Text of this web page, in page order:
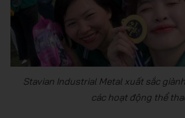
Stavian Industrial Metal xuất sắc
các hoạt động thể